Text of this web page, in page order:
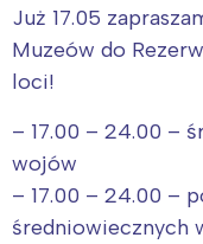
Już 17.05
Muzeów do
loci!
– 17.00 – 24.00 –
wojów
– 17.00 – 24.00 –
średniowiecznych